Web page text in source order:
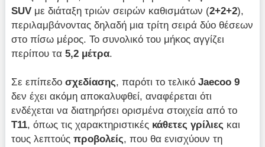
SUV με διάταξη τριών σειρών καθισμάτων (2+2+2),
περιλαμβάνοντας δηλαδή μια τρίτη σειρά δύο θέσεων
στο πίσω μέρος. Το συνολικό του μήκος αγγίζει
περίπου τα5,2 μέτρα.
Σε επίπεδοσχεδίασης, παρότι το τελικόJaecoo 9
δεν έχει ακόμη αποκαλυφθεί, αναφέρεται ότι
ενδέχεται να διατηρήσει ορισμένα στοιχεία από το
T11, όπως τις χαρακτηριστικές κάθετες γρίλιες και
τους λεπτούςπροβολείς, που θα ενισχύουν τη